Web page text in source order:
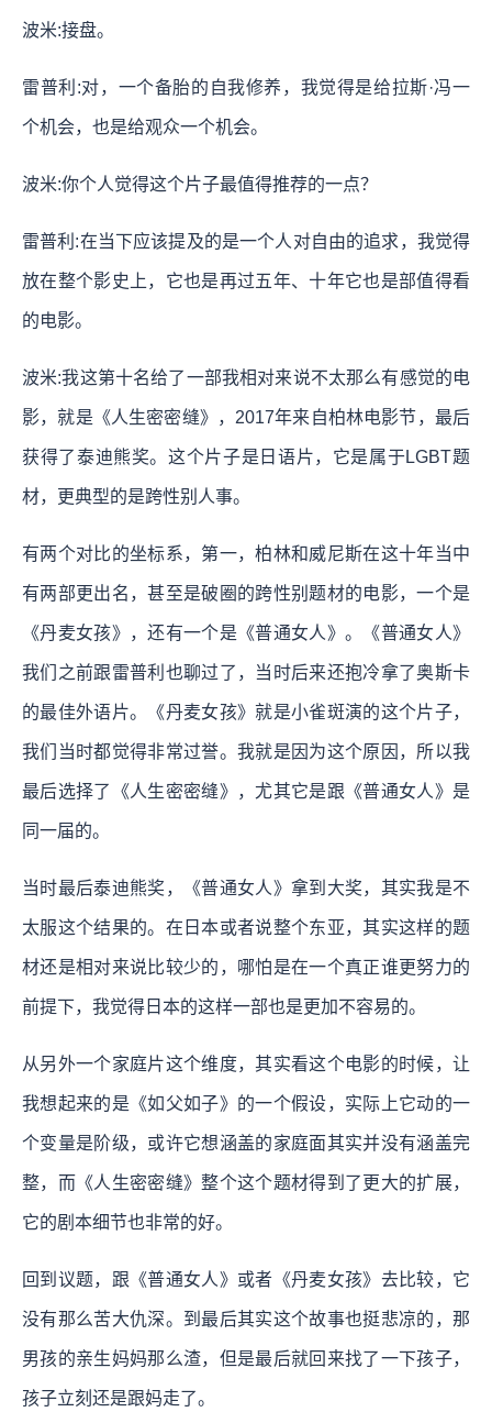
波米:接盘。
雷普利:对，一个备胎的自我修养，我觉得是给拉斯·冯一
个机会，也是给观众一个机会。
波米:你个人觉得这个片子最值得推荐的一点？
雷普利:在当下应该提及的是一个人对自由的追求，我觉得
放在整个影史上，它也是再过五年、十年它也是部值得看
的电影。
波米:我这第十名给了一部我相对来说不太那么有感觉的电
影，就是《人生密密缝》，2017年来自柏林电影节，最后
获得了泰迪熊奖。这个片子是日语片，它是属于LGBT题
材，更典型的是跨性别人事。
有两个对比的坐标系，第一，柏林和威尼斯在这十年当中
有两部更出名，甚至是破圈的跨性别题材的电影，一个是
《丹麦女孩》，还有一个是《普通女人》。《普通女人》
我们之前跟雷普利也聊过了，当时后来还抱冷拿了奥斯卡
的最佳外语片。《丹麦女孩》就是小雀斑演的这个片子，
我们当时都觉得非常过誉。我就是因为这个原因，所以我
最后选择了《人生密密缝》，尤其它是跟《普通女人》是
同一届的。
当时最后泰迪熊奖，《普通女人》拿到大奖，其实我是不
太服这个结果的。在日本或者说整个东亚，其实这样的题
材还是相对来说比较少的，哪怕是在一个真正谁更努力的
前提下，我觉得日本的这样一部也是更加不容易的。
从另外一个家庭片这个维度，其实看这个电影的时候，让
我想起来的是《如父如子》的一个假设，实际上它动的一
个变量是阶级，或许它想涵盖的家庭面其实并没有涵盖完
整，而《人生密密缝》整个这个题材得到了更大的扩展，
它的剧本细节也非常的好。
回到议题，跟《普通女人》或者《丹麦女孩》去比较，它
没有那么苦大仇深。到最后其实这个故事也挺悲凉的，那
男孩的亲生妈妈那么渣，但是最后就回来找了一下孩子，
孩子立刻还是跟妈走了。